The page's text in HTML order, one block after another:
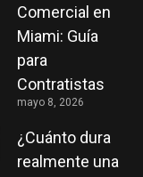
Comercial en
Miami: Guía
para
Contratistas
mayo 8, 2026
¿Cuánto dura
realmente una